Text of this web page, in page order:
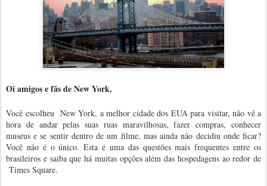
Oi amigos e fãs de New York,
Você escolheu New York, a melhor cidade dos EUA para visitar, não vê a
hora de andar pelas suas ruas maravilhosas, fazer compras, conhecer
museus e se sentir dentro de um filme, mas ainda não decidiu onde ficar?
Você não é o único. Esta é uma das questões mais frequentes entre os
brasileiros e saiba que há muitas opções além das hospedagens ao redor de
Times Square.